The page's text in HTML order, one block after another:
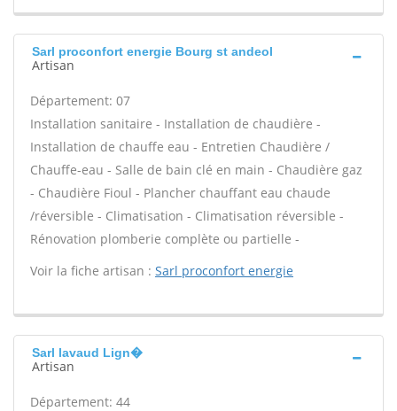
Sarl proconfort energie Bourg st andeol
Artisan
Département: 07
Installation sanitaire - Installation de chaudière -
Installation de chauffe eau - Entretien Chaudière /
Chauffe-eau - Salle de bain clé en main - Chaudière gaz
- Chaudière Fioul - Plancher chauffant eau chaude
/réversible - Climatisation - Climatisation réversible -
Rénovation plomberie complète ou partielle -
Voir la fiche artisan : Sarl proconfort energie
Sarl lavaud Lign�
Artisan
Département: 44